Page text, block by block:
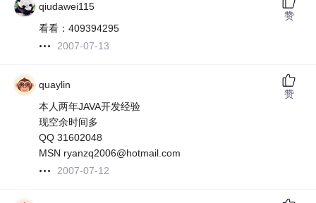
qiudawei115
看看：409394295
2007-07-13
赞
quaylin
本人两年JAVA开发经验
现空余时间多
QQ 31602048
MSN ryanzq2006@hotmail.com
2007-07-12
赞